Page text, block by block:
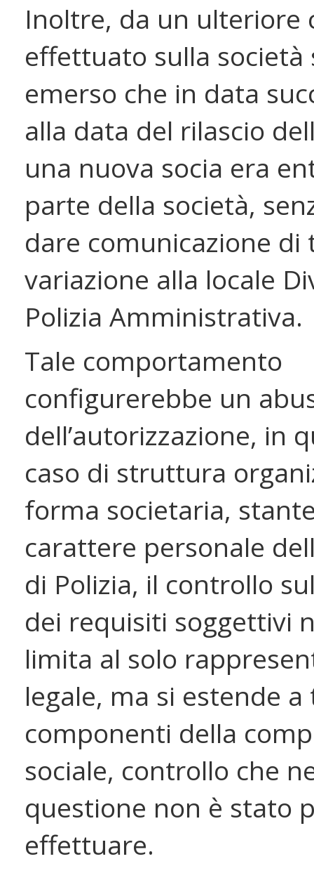
Inoltre, da un ulteriore
effettuato sulla società
emerso che in data
alla data del rilascio
una nuova socia era
parte della società,
dare comunicazione di
variazione alla locale
Polizia Amministrativa.
Tale comportamento
configurerebbe un
dell’autorizzazione, in
caso di struttura
forma societaria,
carattere personale
di Polizia, il controllo
dei requisiti soggettivi
limita al solo
legale, ma si estende
componenti della
sociale, controllo che
questione non è stato
effettuare.